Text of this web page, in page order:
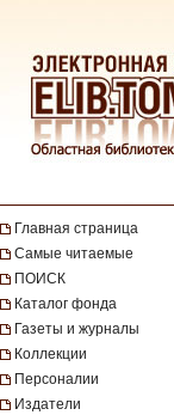
Главная страница
Самые читаемые
ПОИСК
Каталог фонда
Газеты и журналы
Коллекции
Персоналии
Издатели